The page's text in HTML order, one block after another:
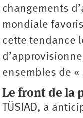
changements
mondiale
cette tendance
ensembles de
Le front de la
TÜSIAD, a